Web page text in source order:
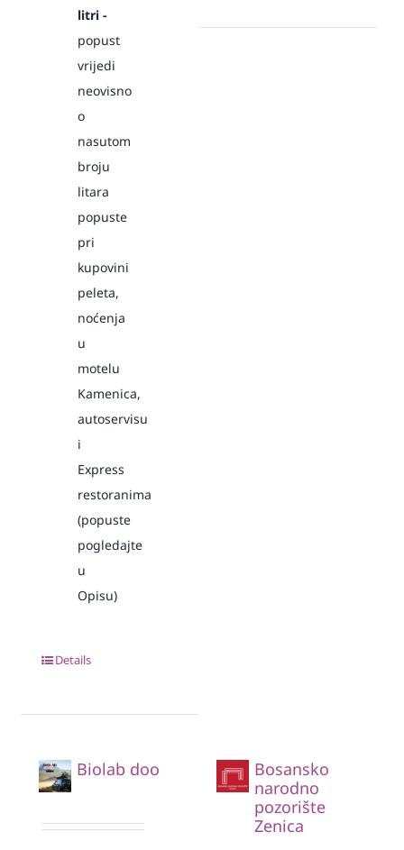
litri -
popust
vrijedi
neovisno
o
nasutom
broju
litara
popuste
pri
kupovini
peleta,
noćenja
u
motelu
Kamenica,
autoservisu
i
Express
restoranima
(popuste
pogledajte
u
Opisu)
Details
Biolab doo
Bosansko
narodno
pozorište
Zenica